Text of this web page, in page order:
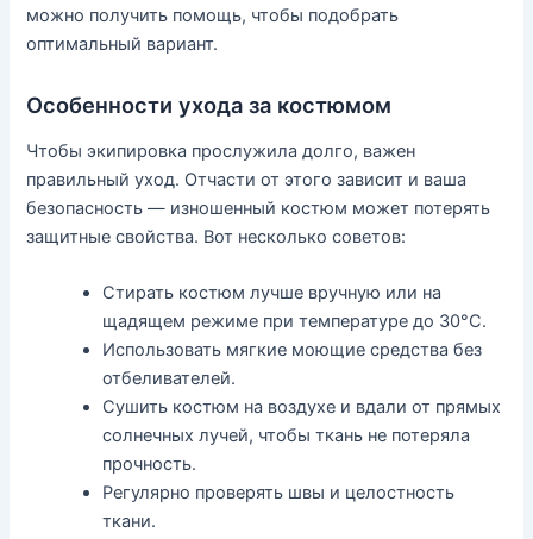
можно получить помощь, чтобы подобрать
оптимальный вариант.
Особенности ухода за костюмом
Чтобы экипировка прослужила долго, важен
правильный уход. Отчасти от этого зависит и ваша
безопасность — изношенный костюм может потерять
защитные свойства. Вот несколько советов:
Стирать костюм лучше вручную или на
щадящем режиме при температуре до 30°C.
Использовать мягкие моющие средства без
отбеливателей.
Сушить костюм на воздухе и вдали от прямых
солнечных лучей, чтобы ткань не потеряла
прочность.
Регулярно проверять швы и целостность
ткани.